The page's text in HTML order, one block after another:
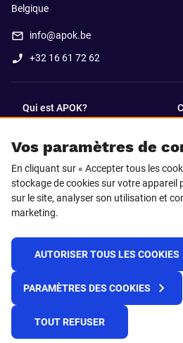
Vos paramètres de
En cliquant sur « Accepter tous les
stockage de cookies sur votre appareil
sur le site, analyser son utilisation et
marketing.
AUTORISER TOUS LES COOKIES
PARAMÈTRES DES COOKIES
TOUT REFUSER
Belgique
info@apok.be
+32 16 61 72 62
Qui est APOK?
SUIVEZ-NOUS SUR
Facebook
© 2025 APOK